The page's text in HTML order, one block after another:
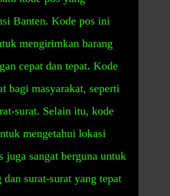
Banten. Kode pos ini
mengirimkan barang
cepat dan tepat. Kode
bagi masyarakat, seperti
surat. Selain itu, kode
mengetahui lokasi
sangat berguna untuk
surat-surat yang tepat